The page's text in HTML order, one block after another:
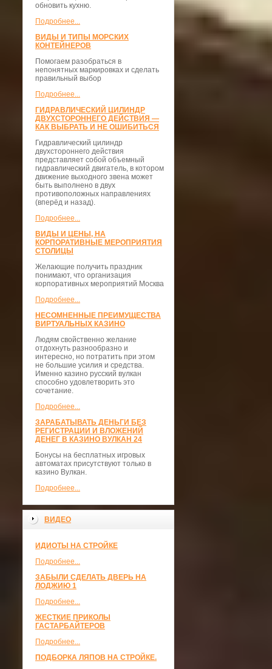
обновить кухню.
Подробнее...
ВИДЫ И ТИПЫ МОРСКИХ
КОНТЕЙНЕРОВ
Помогаем разобраться в
непонятных маркировках и сделать
правильный выбор
Подробнее...
ГИДРАВЛИЧЕСКИЙ ЦИЛИНДР
ДВУХСТОРОННЕГО ДЕЙСТВИЯ —
КАК ВЫБРАТЬ И НЕ ОШИБИТЬСЯ
Гидравлический цилиндр
двухстороннего действия
представляет собой объемный
гидравлический двигатель, в котором
движение выходного звена может
быть выполнено в двух
противоположных направлениях
(вперёд и назад).
Подробнее...
ВИДЫ И ЦЕНЫ, НА
КОРПОРАТИВНЫЕ МЕРОПРИЯТИЯ
СТОЛИЦЫ
Желающие получить праздник
понимают, что организация
корпоративных мероприятий Москва
Подробнее...
НЕСОМНЕННЫЕ ПРЕИМУЩЕСТВА
ВИРТУАЛЬНЫХ КАЗИНО
Людям свойственно желание
отдохнуть разнообразно и
интересно, но потратить при этом
не большие усилия и средства.
Именно казино русский вулкан
способно удовлетворить это
сочетание.
Подробнее...
ЗАРАБАТЫВАТЬ ДЕНЬГИ БЕЗ
РЕГИСТРАЦИИ И ВЛОЖЕНИЙ
ДЕНЕГ В КАЗИНО ВУЛКАН 24
Бонусы на бесплатных игровых
автоматах присутствуют только в
казино Вулкан.
Подробнее...
ВИДЕО
ИДИОТЫ НА СТРОЙКЕ
Подробнее...
ЗАБЫЛИ СДЕЛАТЬ ДВЕРЬ НА
ЛОДЖИЮ 1
Подробнее...
ЖЕСТКИЕ ПРИКОЛЫ
ГАСТАРБАЙТЕРОВ
Подробнее...
ПОДБОРКА ЛЯПОВ НА СТРОЙКЕ.